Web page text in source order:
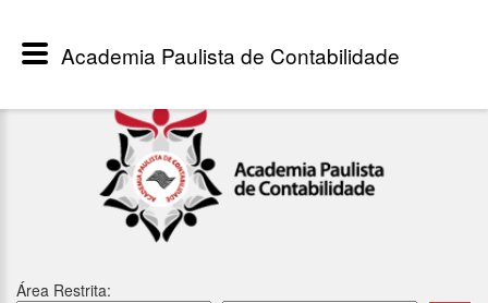
Área Restrita:
Academia Paulista de Contabilidade